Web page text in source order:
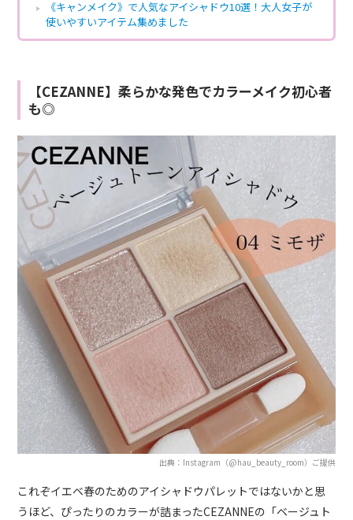
《キャンメイク》で人気なアイシャドウ10選！大人女子が
使いやすいアイテム集めました
【CEZANNE】柔らかな発色でカラーメイク初心者
も◎
出典：Instagram（@hau_beauty_room）ご提供
これぞイエベ春のためのアイシャドウパレットではないかと思
うほど、ぴったりのカラーが詰まったCEZANNEの「ベージュト